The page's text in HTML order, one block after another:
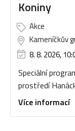
Koniny
Akce
Kameníčkův
8. 8. 2026,
Speciální
prostředí
Více informací